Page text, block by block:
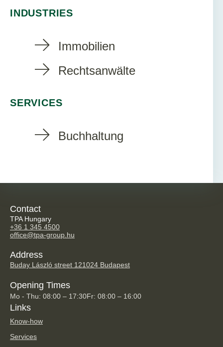
INDUSTRIES
Immobilien
Rechtsanwälte
SERVICES
Buchhaltung
Contact
TPA Hungary
+36 1 345 4500
office@tpa-group.hu
Address
Buday László street 121024 Budapest
Opening Times
Mo - Thu: 08:00 – 17:30Fr: 08:00 – 16:00
Links
Know-how
Services